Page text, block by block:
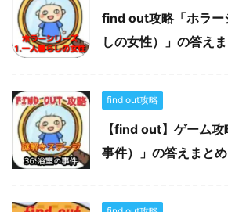
find out攻略「ホラー
しの女性）」の答え
find out攻略
【find out】ゲーム
事件）」の答えまとめ